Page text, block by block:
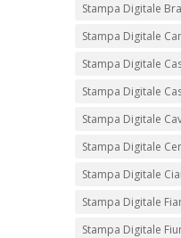
Stampa Digitale
Stampa Digitale
Stampa Digitale
Stampa Digitale
Stampa Digitale
Stampa Digitale
Stampa Digitale
Stampa Digitale
Stampa Digitale